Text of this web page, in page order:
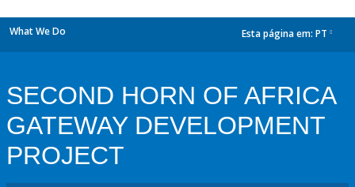
What We Do Esta página em: PT
SECOND HORN OF AFRICA
GATEWAY DEVELOPMENT
PROJECT